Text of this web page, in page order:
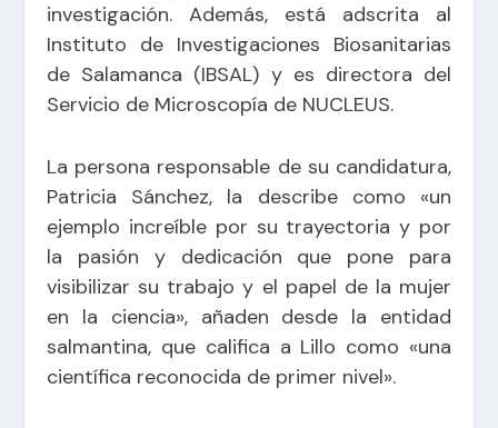
investigación. Además, está adscrita al
Instituto de Investigaciones Biosanitarias
de Salamanca (IBSAL) y es directora del
Servicio de Microscopía de NUCLEUS.
La persona responsable de su candidatura,
Patricia Sánchez, la describe como «un
ejemplo increíble por su trayectoria y por
la pasión y dedicación que pone para
visibilizar su trabajo y el papel de la mujer
en la ciencia», añaden desde la entidad
salmantina, que califica a Lillo como «una
científica reconocida de primer nivel».